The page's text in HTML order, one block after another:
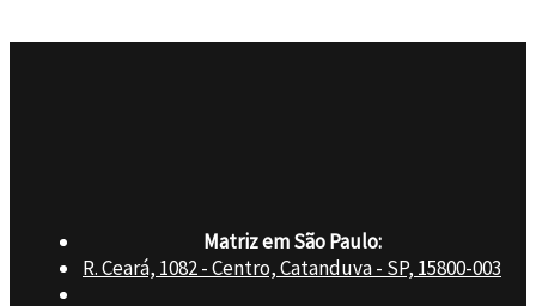
Matriz em São Paulo:
R. Ceará, 1082 - Centro, Catanduva - SP, 15800-003